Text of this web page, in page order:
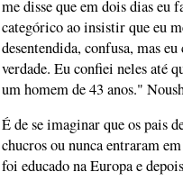
me disse que em dois dias
categórico ao insistir que eu
desentendida, confusa, mas
verdade. Eu confiei neles até
um homem de 43 anos."
É de se imaginar que os pais
chucros ou nunca entraram
foi educado na Europa e